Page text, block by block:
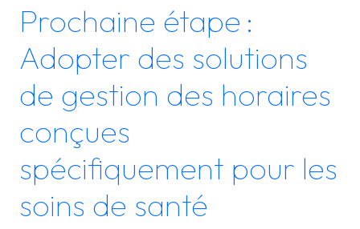
Prochaine étape :
Adopter des solutions
de gestion des horaires
conçues
spécifiquement pour les
soins de santé